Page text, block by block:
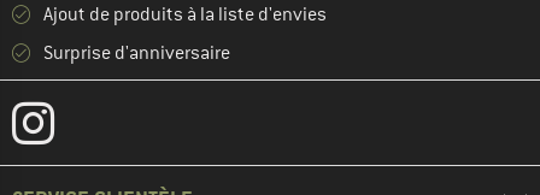
Ajout de produits à la liste d'envies
Surprise d'anniversaire